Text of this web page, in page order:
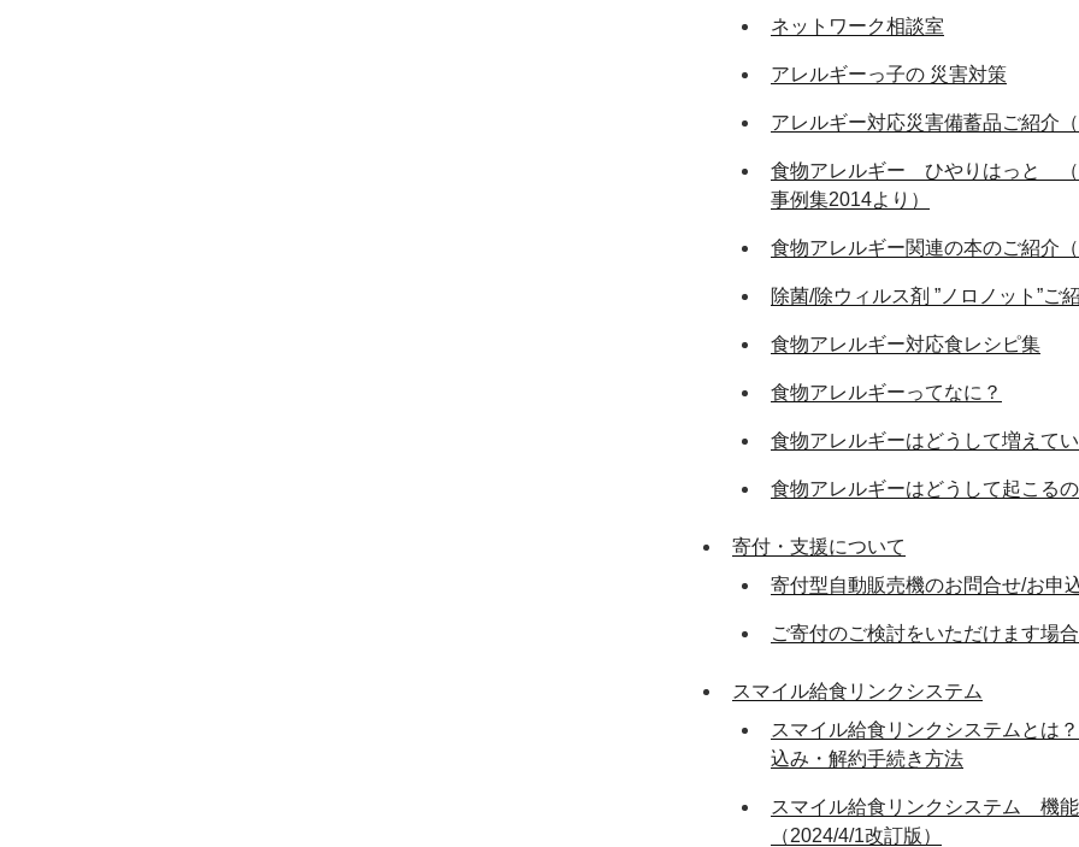
ネットワーク相談室
アレルギーっ子の 災害対策
アレルギー対応災害備蓄品ご紹介
食物アレルギー ひやりはっと （
事例集2014より）
食物アレルギー関連の本のご紹介
除菌/除ウィルス剤 ”ノロノット”ご
食物アレルギー対応食レシピ集
食物アレルギーってなに？
食物アレルギーはどうして増えて
食物アレルギーはどうして起こる
寄付・支援について
寄付型自動販売機のお問合せ/お申
ご寄付のご検討をいただけます場合
スマイル給食リンクシステム
スマイル給食リンクシステムとは
込み・解約手続き方法
スマイル給食リンクシステム
（2024/4/1改訂版）